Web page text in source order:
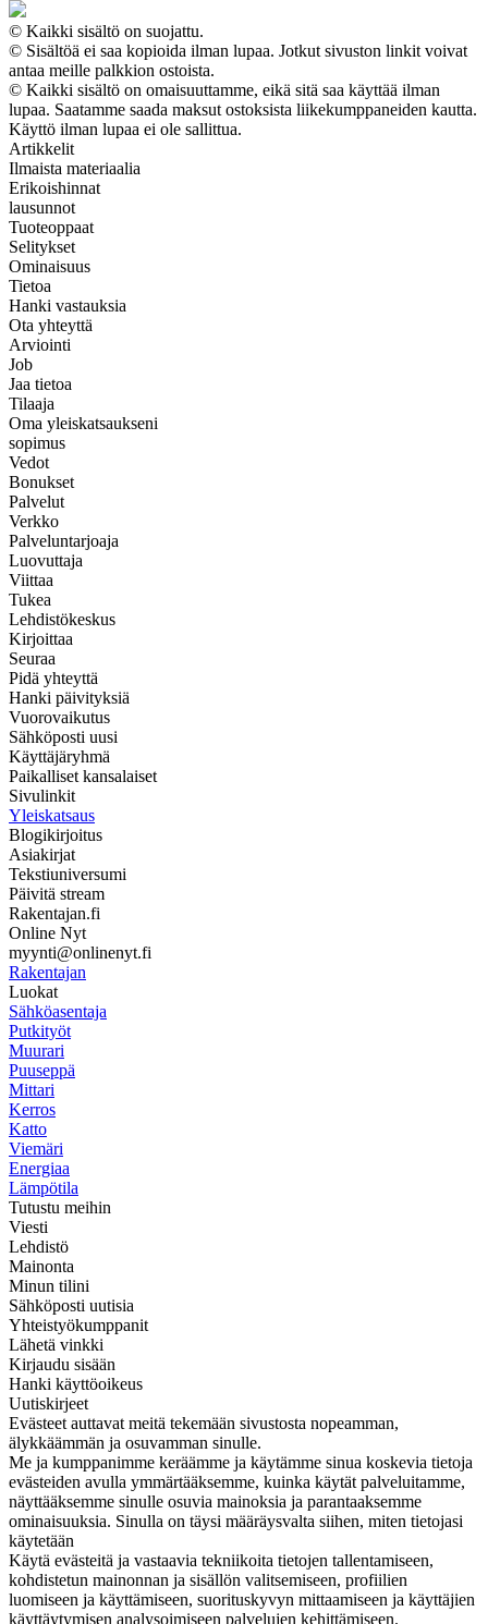
© Kaikki sisältö on suojattu.
© Sisältöä ei saa kopioida ilman lupaa. Jotkut sivuston linkit voivat
antaa meille palkkion ostoista.
© Kaikki sisältö on omaisuuttamme, eikä sitä saa käyttää ilman
lupaa. Saatamme saada maksut ostoksista liikekumppaneiden kautta.
Käyttö ilman lupaa ei ole sallittua.
Artikkelit
Ilmaista materiaalia
Erikoishinnat
lausunnot
Tuoteoppaat
Selitykset
Ominaisuus
Tietoa
Hanki vastauksia
Ota yhteyttä
Arviointi
Job
Jaa tietoa
Tilaaja
Oma yleiskatsaukseni
sopimus
Vedot
Bonukset
Palvelut
Verkko
Palveluntarjoaja
Luovuttaja
Viittaa
Tukea
Lehdistökeskus
Kirjoittaa
Seuraa
Pidä yhteyttä
Hanki päivityksiä
Vuorovaikutus
Sähköposti uusi
Käyttäjäryhmä
Paikalliset kansalaiset
Sivulinkit
Yleiskatsaus
Blogikirjoitus
Asiakirjat
Tekstiuniversumi
Päivitä stream
Rakentajan.fi
Online Nyt
myynti@onlinenyt.fi
Rakentajan
Luokat
Sähköasentaja
Putkityöt
Muurari
Puuseppä
Mittari
Kerros
Katto
Viemäri
Energiaa
Lämpötila
Tutustu meihin
Viesti
Lehdistö
Mainonta
Minun tilini
Sähköposti uutisia
Yhteistyökumppanit
Lähetä vinkki
Kirjaudu sisään
Hanki käyttöoikeus
Uutiskirjeet
Evästeet auttavat meitä tekemään sivustosta nopeamman,
älykkäämmän ja osuvamman sinulle.
Me ja kumppanimme keräämme ja käytämme sinua koskevia tietoja
evästeiden avulla ymmärtääksemme, kuinka käytät palveluitamme,
näyttääksemme sinulle osuvia mainoksia ja parantaaksemme
ominaisuuksia. Sinulla on täysi määräysvalta siihen, miten tietojasi
käytetään
Käytä evästeitä ja vastaavia tekniikoita tietojen tallentamiseen,
kohdistetun mainonnan ja sisällön valitsemiseen, profiilien
luomiseen ja käyttämiseen, suorituskyvyn mittaamiseen ja käyttäjien
käyttäytymisen analysoimiseen palvelujen kehittämiseen.